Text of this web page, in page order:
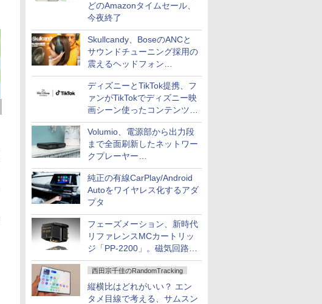
どのAmazonタイムセール、
今夜終了
Skullcandy、BoseのANCと
サウンドチューニング採用の
震えるヘッドフォン
「Crusher 1080 ANC」
ディズニーとTikTok提携、フ
ァンがTikTokでディズニー映
画シーン使ったコンテンツ制
作、Disney+にも配信
Volumio、電源部から出力段
まで全面刷新したネットワー
クプレーヤー
「Primo（2026）」
純正の有線CarPlay/Android
Autoをワイヤレス化するアダ
プタ
フェーズメーション、新時代
リファレンスMCカートリッ
ジ「PP-2200」。磁気回路や
ハウジングを根本から見直し
西田宗千佳のRandomTracking
縦横比はどれがいい？ エン
タメ目線で考える、サムスン